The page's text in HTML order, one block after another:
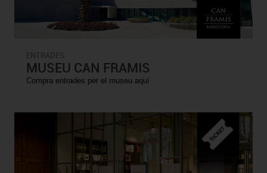
MUSEU CAN FRAMIS
Compra entrades per el museu aquí